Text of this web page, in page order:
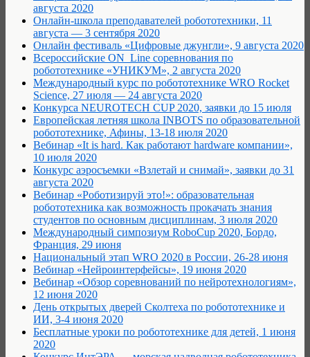
августа 2020
Онлайн-школа преподавателей робототехники, 11
августа — 3 сентября 2020
Онлайн фестиваль «Цифровые джунгли», 9 августа 2020
Всероссийские ON_Line соревнования по
робототехнике «УНИКУМ», 2 августа 2020
Международный курс по робототехнике WRO Rocket
Science, 27 июля — 24 августа 2020
Конкурса NEUROTECH CUP 2020, заявки до 15 июля
Европейская летняя школа INBOTS по образовательной
робототехнике, Афины, 13-18 июля 2020
Вебинар «It is hard. Как работают hardware компании»,
10 июля 2020
Конкурс аэросъемки «Взлетай и снимай», заявки до 31
августа 2020
Вебинар «Роботизируй это!»: образовательная
робототехника как возможность прокачать знания
студентов по основным дисциплинам, 3 июля 2020
Международный симпозиум RoboCup 2020, Бордо,
Франция, 29 июня
Национальный этап WRO 2020 в России, 26-28 июня
Вебинар «Нейроинтерфейсы», 19 июня 2020
Вебинар «Обзор соревнований по нейротехнологиям»,
12 июня 2020
День открытых дверей Сколтеха по робототехнике и
ИИ, 3-4 июня 2020
Бесплатные уроки по робототехнике для детей, 1 июня
2020